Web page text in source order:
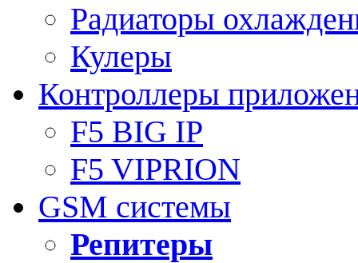
Радиаторы
Кулеры
Контроллеры
F5 BIG IP
F5 VIPRION
GSM системы
Репитеры